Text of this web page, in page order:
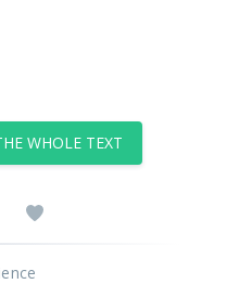
WHOLE TEXT